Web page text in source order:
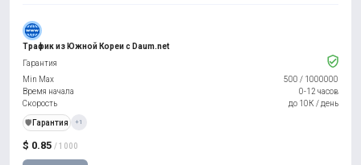
Трафик из Южной Кореи с Daum.net
$ 0.85 / 1000
Гарантия
Min Max
500 / 1000000
Время начала
0-12 часов
Скорость
до 10К / день
️🛡️ Гарантия +1